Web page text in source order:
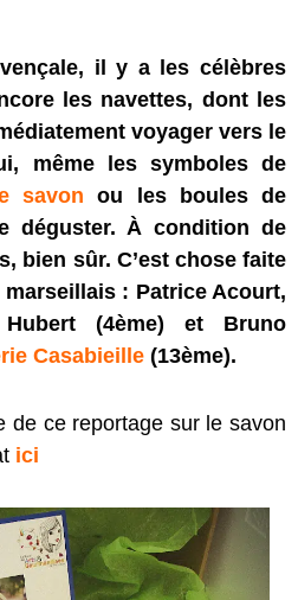
il y a les célèbres
les navettes, dont les
voyager vers le
même les symboles de
savon
ou les boules de
déguster. À condition de
bien sûr. C’est chose faite
: Patrice Acourt,
(4ème) et Bruno
Casabieille (13ème).
de ce reportage sur le savon
ici